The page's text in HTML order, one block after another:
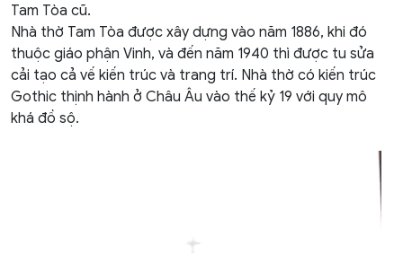
Tam Tòa cũ.
Nhà thờ Tam Tòa được xây dựng vào năm 1886, khi đó
thuộc giáo phận Vinh, và đến năm 1940 thì được tu sửa
cải tạo cả vế kiến trúc và trang trí. Nhà thờ có kiến trúc
Gothic thịnh hành ở Châu Âu vào thế kỷ 19 với quy mô
khá đồ sộ.